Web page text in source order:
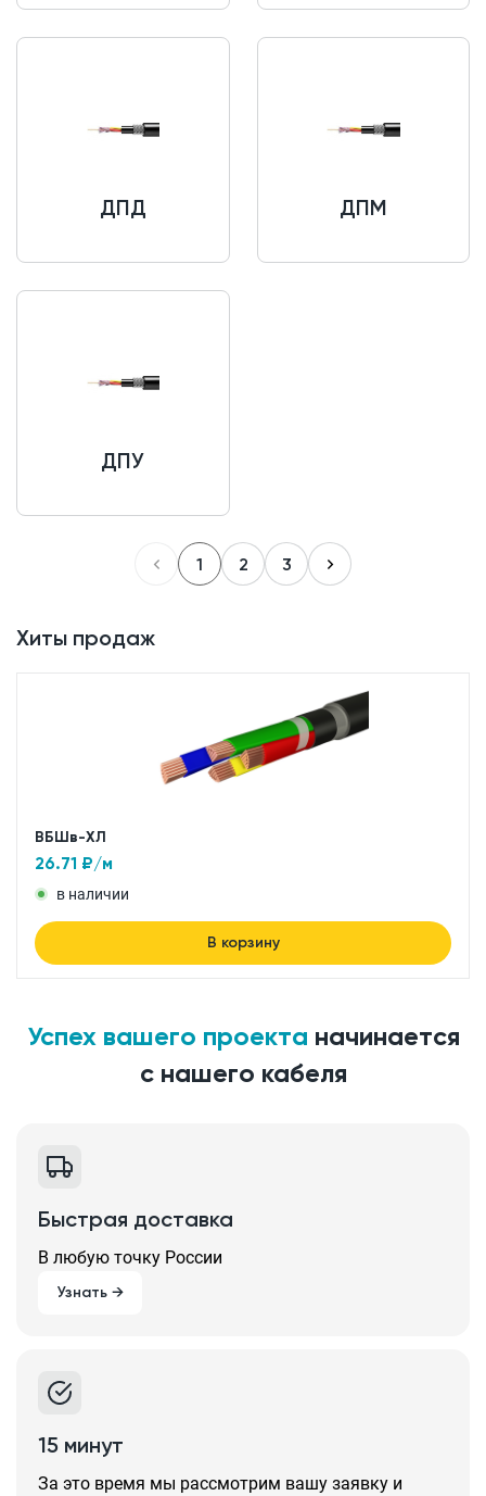
ДПД ДПМ
ДПУ
1 2 3
Хиты продаж
ВБШв-ХЛ
26.71 ₽/м
в наличии
В корзину
Успех вашего проекта начинается
с нашего кабеля
Быстрая доставка
В любую точку России
Узнать →
15 минут
За это время мы рассмотрим вашу заявку и